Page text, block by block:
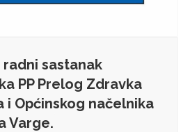
radni sastanak
PP Prelog Zdravka
i Općinskog načelnika
Varge.